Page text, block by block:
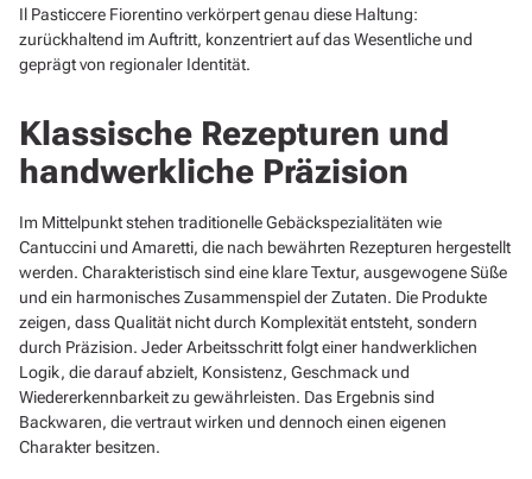
Il Pasticcere Fiorentino verkörpert genau diese Haltung:
zurückhaltend im Auftritt, konzentriert auf das Wesentliche und
geprägt von regionaler Identität.
Klassische Rezepturen und
handwerkliche Präzision
Im Mittelpunkt stehen traditionelle Gebäckspezialitäten wie
Cantuccini und Amaretti, die nach bewährten Rezepturen hergestellt
werden. Charakteristisch sind eine klare Textur, ausgewogene Süße
und ein harmonisches Zusammenspiel der Zutaten. Die Produkte
zeigen, dass Qualität nicht durch Komplexität entsteht, sondern
durch Präzision. Jeder Arbeitsschritt folgt einer handwerklichen
Logik, die darauf abzielt, Konsistenz, Geschmack und
Wiedererkennbarkeit zu gewährleisten. Das Ergebnis sind
Backwaren, die vertraut wirken und dennoch einen eigenen
Charakter besitzen.